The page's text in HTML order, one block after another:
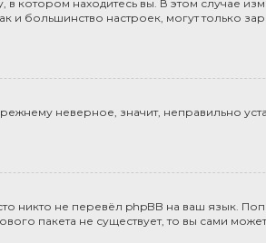
находитесь вы. В этом случае
и большинство настроек, могут только
неверное, значит, неправильно
не перевёл phpBB на ваш язык.
пакета не существует, то вы сами